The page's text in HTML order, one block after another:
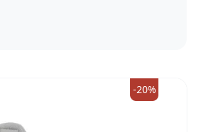
-20%